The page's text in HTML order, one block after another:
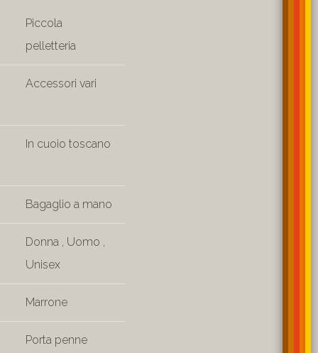
Piccola
pelletteria
Accessori vari
In cuoio toscano
Bagaglio a mano
Donna , Uomo ,
Unisex
Marrone
Porta penne